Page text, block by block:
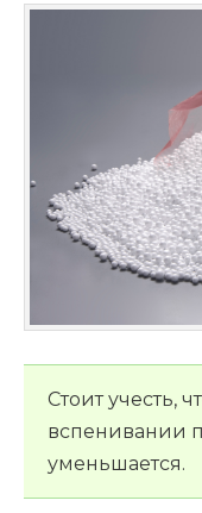
Стоит учесть,
вспенивании
уменьшается.